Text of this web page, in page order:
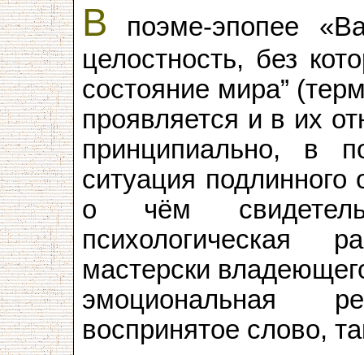
В поэме-эпопее
целостность, без
состояние мира”
проявляется и в их
принципиально, в
ситуация
о чём
психологическая
мастерски
эмоциональная
воспринятое слово,